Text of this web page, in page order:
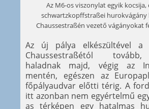
Az M6-os viszonylat egyik kocsija,
schwartzkopffstraßei hurokvágány
Chaussestraßén vezető vágányokat
Az új pálya elkészültével a
Chaussestraßétól
haladnak majd, végig az
mentén, egészen az
főpályaudvar előtti térig. A
itt azonban nem egyértelmű
as térképen egy hatalmas